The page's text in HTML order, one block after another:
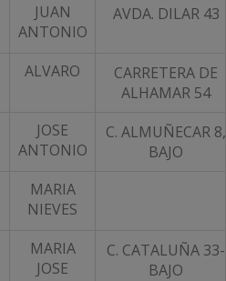
JUAN
ANTONIO
AVDA. DILAR 43
ALVARO
CARRETERA DE
ALHAMAR 54
JOSE
ANTONIO
C. ALMUÑECAR 8,
BAJO
MARIA
NIEVES
MARIA
JOSE
C. CATALUÑA 33-
BAJO